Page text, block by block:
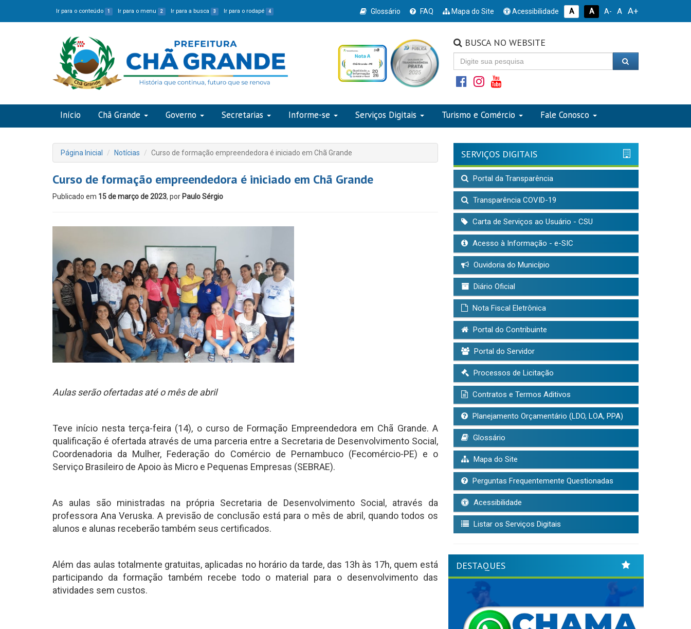
Ir para o conteúdo 1 Ir para o menu 2 Ir para a busca 3 Ir para o rodapé 4 Glossário FAQ Mapa do Site Acessibilidade A A A- A A+
BUSCA NO WEBSITE
Início Chã Grande Governo Secretarias Informe-se Serviços Digitais Turismo e Comércio Fale Conosco
Página Inicial Notícias Curso de formação empreendedora é iniciado em Chã Grande
Curso de formação empreendedora é iniciado em Chã Grande
Publicado em 15 de março de 2023, por Paulo Sérgio
Aulas serão ofertadas até o mês de abril
Teve início nesta terça-feira (14), o curso de Formação Empreendedora em Chã Grande. A
qualificação é ofertada através de uma parceria entre a Secretaria de Desenvolvimento Social,
Coordenadoria da Mulher, Federação do Comércio de Pernambuco (Fecomércio-PE) e o
Serviço Brasileiro de Apoio às Micro e Pequenas Empresas (SEBRAE).
As aulas são ministradas na própria Secretaria de Desenvolvimento Social, através da
professora Ana Veruska. A previsão de conclusão está para o mês de abril, quando todos os
alunos e alunas receberão também seus certificados.
Além das aulas totalmente gratuitas, aplicadas no horário da tarde, das 13h às 17h, quem está
participando da formação também recebe todo o material para o desenvolvimento das
atividades sem custos.
SERVIÇOS DIGITAIS
Portal da Transparência
Transparência COVID-19
Carta de Serviços ao Usuário - CSU
Acesso à Informação - e-SIC
Ouvidoria do Município
Diário Oficial
Nota Fiscal Eletrônica
Portal do Contribuinte
Portal do Servidor
Processos de Licitação
Contratos e Termos Aditivos
Planejamento Orçamentário (LDO, LOA, PPA)
Glossário
Mapa do Site
Perguntas Frequentemente Questionadas
Acessibilidade
Listar os Serviços Digitais
DESTAQUES